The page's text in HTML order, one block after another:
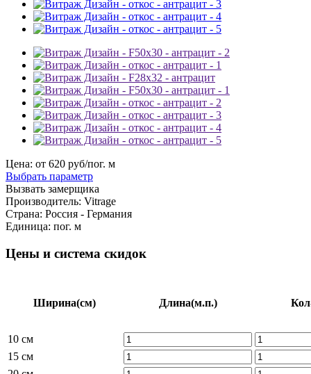
Цена: от 620 руб/пог. м
Выбрать параметр
Вызвать замерщика
Производитель: Vitrage
Страна: Россия - Германия
Единица: пог. м
Цены и система скидок
Ширина(см) Длина(м.п.)
10 см
15 см